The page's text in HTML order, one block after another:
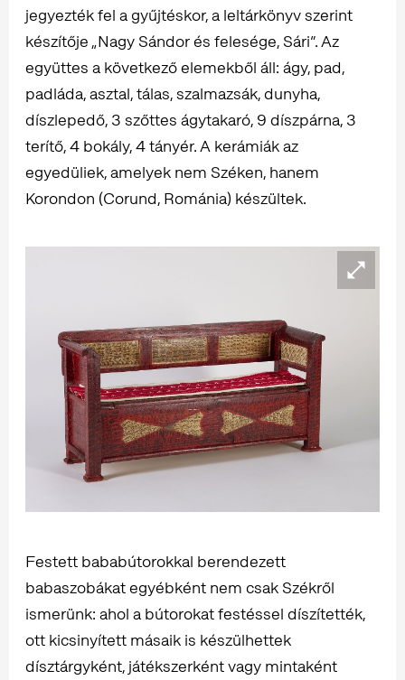
jegyezték fel a gyűjtéskor, a leltárkönyv szerint
készítője „Nagy Sándor és felesége, Sári”. Az
együttes a következő elemekből áll: ágy, pad,
padláda, asztal, tálas, szalmazsák, dunyha,
díszlepedő, 3 szőttes ágytakaró, 9 díszpárna, 3
terítő, 4 bokály, 4 tányér. A kerámiák az
egyedüliek, amelyek nem Széken, hanem
Korondon (Corund, Románia) készültek.
Festett bababútorokkal berendezett
babaszobákat egyébként nem csak Székről
ismerünk: ahol a bútorokat festéssel díszítették,
ott kicsinyített másaik is készülhettek
dísztárgyként, játékszerként vagy mintaként